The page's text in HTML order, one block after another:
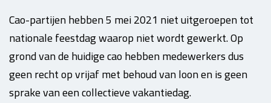
Cao-partijen hebben 5 mei 2021 niet uitgeroepen tot
nationale feestdag waarop niet wordt gewerkt. Op
grond van de huidige cao hebben medewerkers dus
geen recht op vrijaf met behoud van loon en is geen
sprake van een collectieve vakantiedag.